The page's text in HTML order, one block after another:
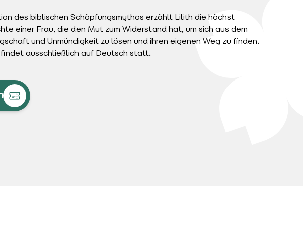
des biblischen Schöpfungsmythos erzählt Lilith die höchst
einer Frau, die den Mut zum Widerstand hat, um sich aus dem
und Unmündigkeit zu lösen und ihren eigenen Weg zu finden.
ausschließlich auf Deutsch statt.